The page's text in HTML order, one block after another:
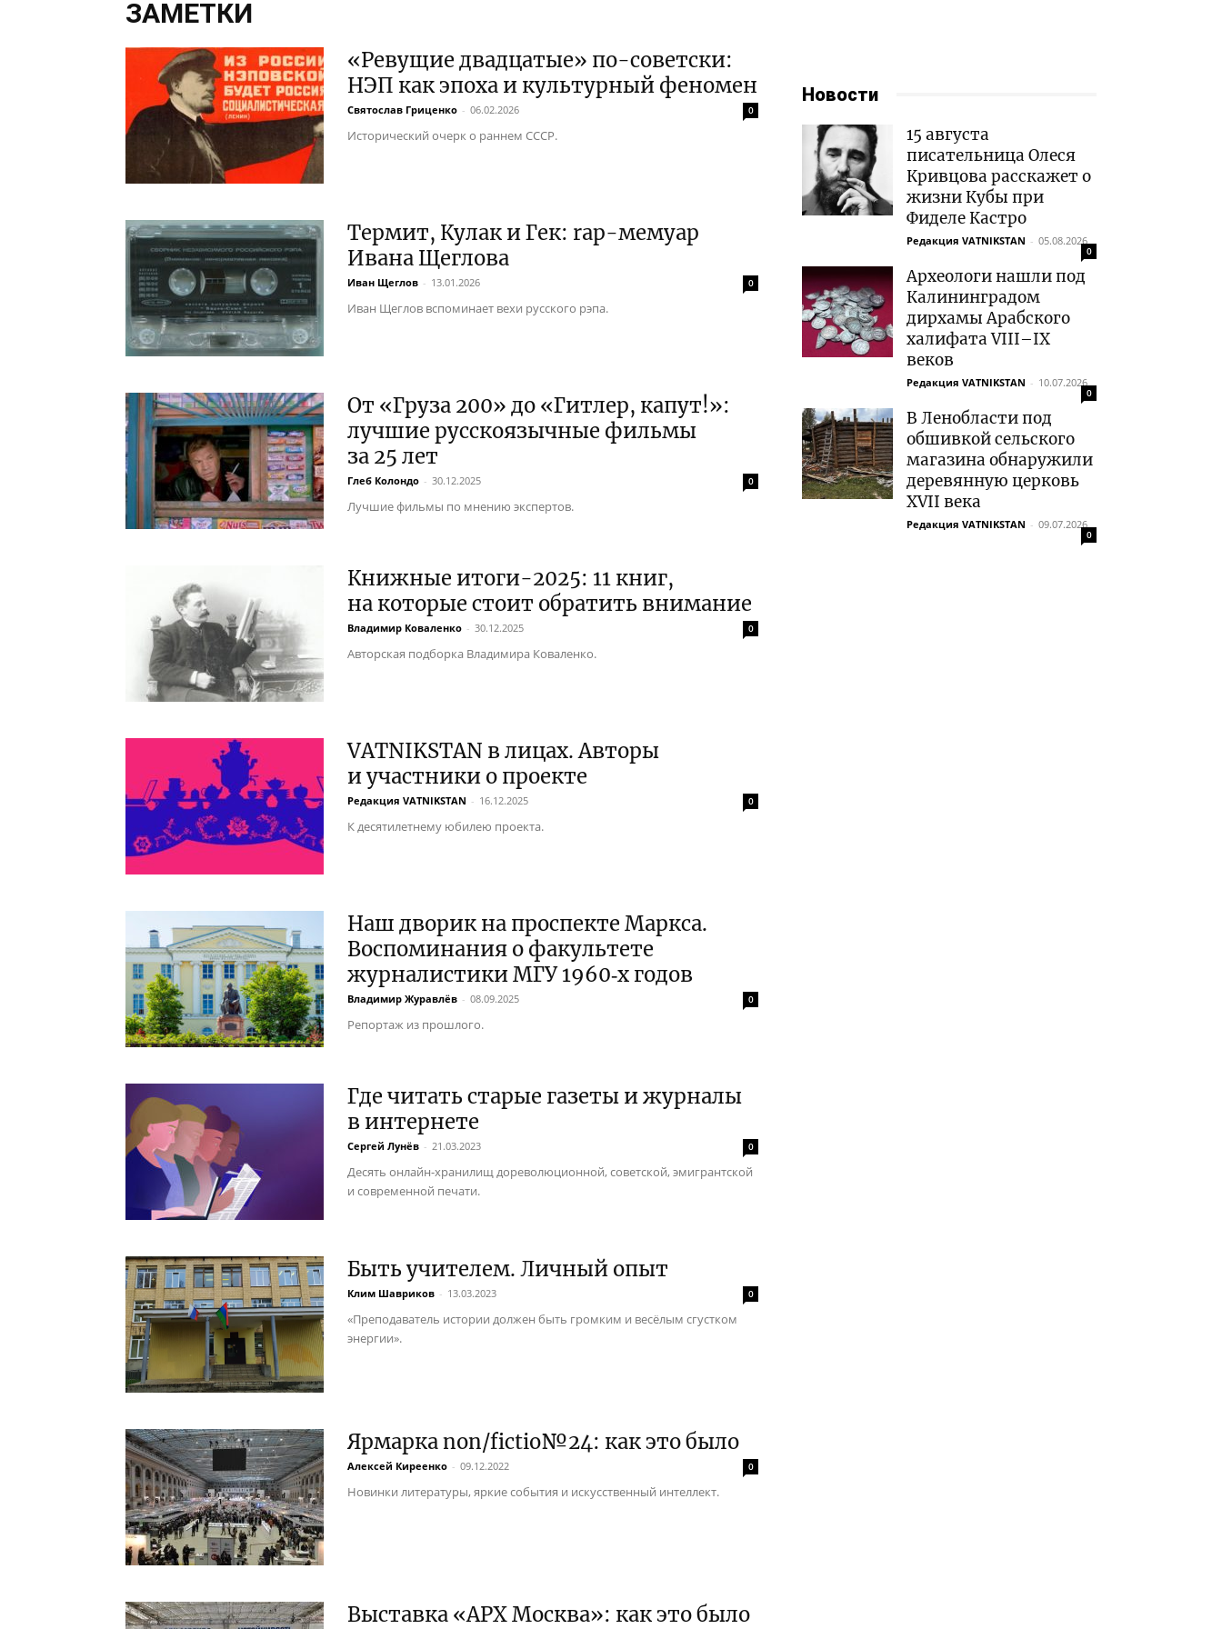
ЗАМЕТКИ
«Ревущие двадцатые» по-советски:
НЭП как эпоха и культурный феномен
Святослав Гриценко - 06.02.2026 0
Исторический очерк о раннем СССР.
Термит, Кулак и Гек: rap-мемуар
Ивана Щеглова
Иван Щеглов - 13.01.2026 0
Иван Щеглов вспоминает вехи русского рэпа.
От «Груза 200» до «Гитлер, капут!»:
лучшие русскоязычные фильмы
за 25 лет
Глеб Колондо - 30.12.2025 0
Лучшие фильмы по мнению экспертов.
Книжные итоги-2025: 11 книг,
на которые стоит обратить внимание
Владимир Коваленко - 30.12.2025 0
Авторская подборка Владимира Коваленко.
VATNIKSTAN в лицах. Авторы
и участники о проекте
Редакция VATNIKSTAN - 16.12.2025 0
К десятилетнему юбилею проекта.
Наш дворик на проспекте Маркса.
Воспоминания о факультете
журналистики МГУ 1960‑х годов
Владимир Журавлёв - 08.09.2025 0
Репортаж из прошлого.
Где читать старые газеты и журналы
в интернете
Сергей Лунёв - 21.03.2023 0
Десять онлайн-хранилищ дореволюционной, советской, эмигрантской
и современной печати.
Быть учителем. Личный опыт
Клим Шавриков - 13.03.2023 0
«Преподаватель истории должен быть громким и весёлым сгустком
энергии».
Ярмарка non/fictio№24: как это было
Алексей Киреенко - 09.12.2022 0
Новинки литературы, яркие события и искусственный интеллект.
Выставка «АРХ Москва»: как это было
Новости
15 августа
писательница Олеся
Кривцова расскажет о
жизни Кубы при
Фиделе Кастро
Редакция VATNIKSTAN - 05.08.2026
0
Археологи нашли под
Калининградом
дирхамы Арабского
халифата VIII–IX
веков
Редакция VATNIKSTAN - 10.07.2026
0
В Ленобласти под
обшивкой сельского
магазина обнаружили
деревянную церковь
XVII века
Редакция VATNIKSTAN - 09.07.2026
0